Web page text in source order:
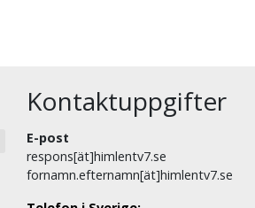
Kontaktuppgifter
E-post
respons[ät]himlentv7.se
fornamn.efternamn[ät]himlentv7.se